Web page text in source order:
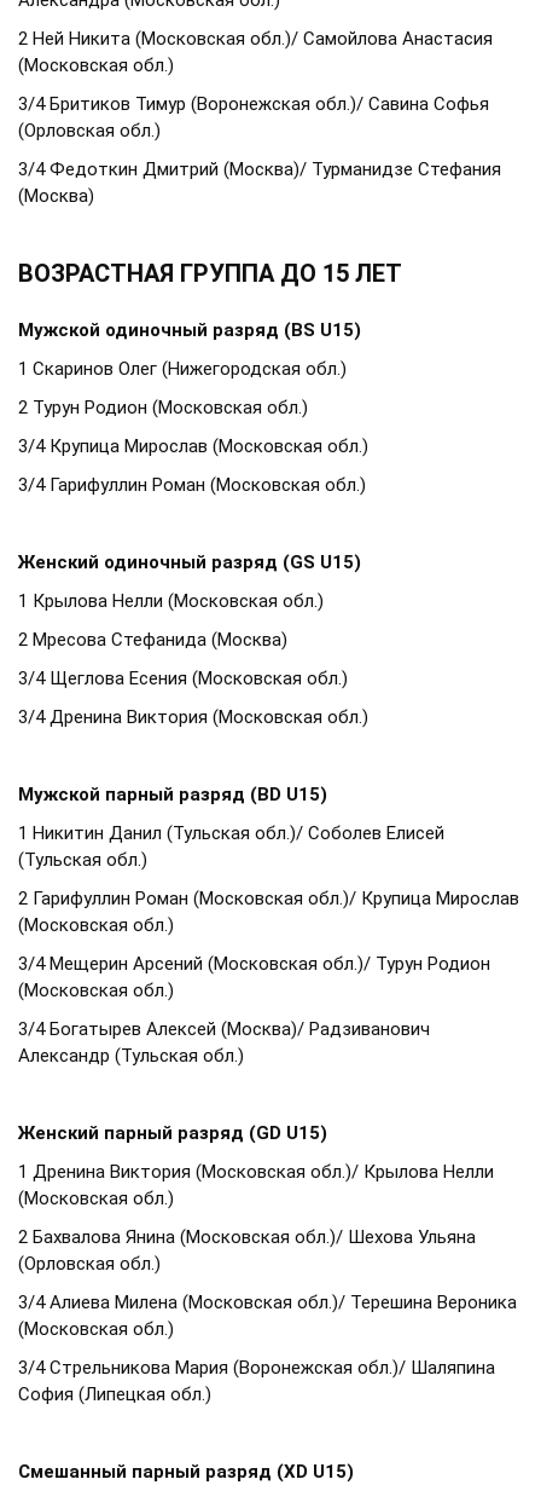
2 Ней Никита (Московская обл.)/ Самойлова Анастасия
(Московская обл.)
3/4 Бритиков Тимур (Воронежская обл.)/ Савина Софья
(Орловская обл.)
3/4 Федоткин Дмитрий (Москва)/ Турманидзе Стефания
(Москва)
ВОЗРАСТНАЯ ГРУППА ДО 15 ЛЕТ
Мужской одиночный разряд (BS U15)
1 Скаринов Олег (Нижегородская обл.)
2 Турун Родион (Московская обл.)
3/4 Крупица Мирослав (Московская обл.)
3/4 Гарифуллин Роман (Московская обл.)
Женский одиночный разряд (GS U15)
1 Крылова Нелли (Московская обл.)
2 Мресова Стефанида (Москва)
3/4 Щеглова Есения (Московская обл.)
3/4 Дренина Виктория (Московская обл.)
Мужской парный разряд (BD U15)
1 Никитин Данил (Тульская обл.)/ Соболев Елисей
(Тульская обл.)
2 Гарифуллин Роман (Московская обл.)/ Крупица Мирослав
(Московская обл.)
3/4 Мещерин Арсений (Московская обл.)/ Турун Родион
(Московская обл.)
3/4 Богатырев Алексей (Москва)/ Радзиванович
Александр (Тульская обл.)
Женский парный разряд (GD U15)
1 Дренина Виктория (Московская обл.)/ Крылова Нелли
(Московская обл.)
2 Бахвалова Янина (Московская обл.)/ Шехова Ульяна
(Орловская обл.)
3/4 Алиева Милена (Московская обл.)/ Терешина Вероника
(Московская обл.)
3/4 Стрельникова Мария (Воронежская обл.)/ Шаляпина
София (Липецкая обл.)
Смешанный парный разряд (XD U15)